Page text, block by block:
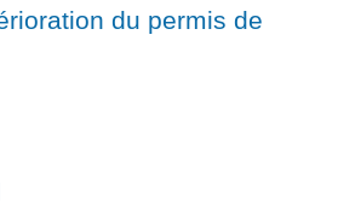
du permis de